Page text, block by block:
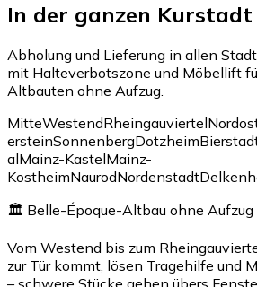
In der ganzen
Abholung und Lieferung in allen
mit Halteverbotszone und Möbellift
Altbauten ohne Aufzug.
MitteWestendRheingauviertel
ersteinSonnenbergDotzheim
alMainz-KastelMainz-
KostheimNaurodNordenstadt
🏛 Belle-Époque-Altbau ohne Aufzug
Vom Westend bis zum
zur Tür kommt, lösen Tragehilfe und